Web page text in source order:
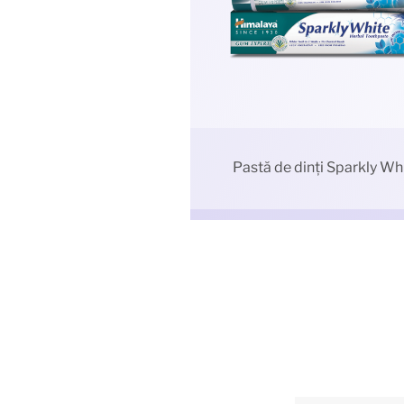
Pastă de dinți Sparkly